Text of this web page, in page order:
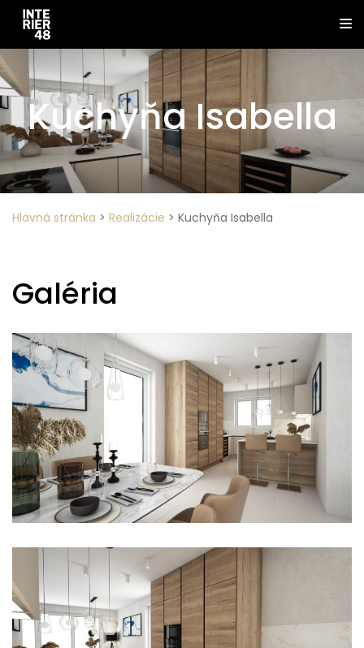
Kuchyňa Isabella
Hlavná stránka > Realizácie > Kuchyňa Isabella
Galéria